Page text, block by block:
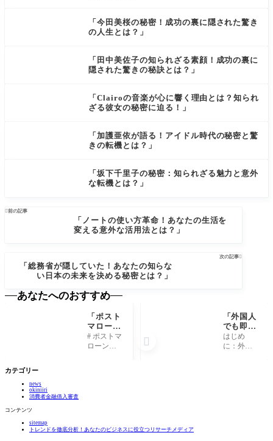
「今田美桜の秘密！成功の裏に隠された驚き
の人生とは？」
「田中美佐子の知られざる素顔！成功の裏に
隠された驚きの秘訣とは？」
「Clairoの音楽が心に響く理由とは？知られ
ざる彼女の秘密に迫る！」
「加護亜依が語る！アイドル時代の秘密と驚
きの転機とは？」
「坂下千里子の秘密：知られざる魅力と意外
な転機とは？」
前の記事
「ノートの使い方革命！あなたの生活を
変える意外な活用法とは？」
次の記事
「総務省が隠していた！あなたの知らな
い日本の未来を決める秘密とは？」
カテゴリー
news
okiniiri
消費者金融借入審査
コンテンツ
sitemap
トレンドを徹底分析！あなたのビジネスに役立つリサーチメディア
あなたへのおすすめ
「ポスト
マローン
の知られ
ざる秘
# ポストマ
ローンの
は誰か？
「外国人
でも即日
融資が受
けられ
はじめ
に：外国
